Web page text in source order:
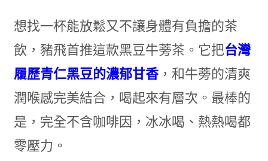
想找一杯能放鬆又不讓身體有負擔的茶
飲，豬飛首推這款黑豆牛蒡茶。它把台灣
履歷青仁黑豆的濃郁甘香，和牛蒡的清爽
潤喉感完美結合，喝起來有層次。最棒的
是，完全不含咖啡因，冰冰喝、熱熱喝都
零壓力。